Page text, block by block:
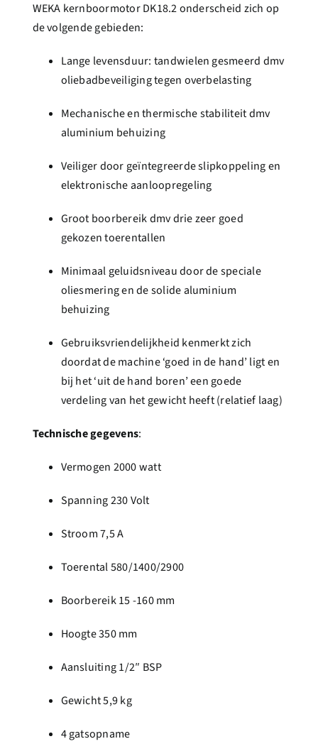
WEKA kernboormotor DK18.2 onderscheid zich op
de volgende gebieden:
Lange levensduur: tandwielen gesmeerd dmv
oliebadbeveiliging tegen overbelasting
Mechanische en thermische stabiliteit dmv
aluminium behuizing
Veiliger door geïntegreerde slipkoppeling en
elektronische aanloopregeling
Groot boorbereik dmv drie zeer goed
gekozen toerentallen
Minimaal geluidsniveau door de speciale
oliesmering en de solide aluminium
behuizing
Gebruiksvriendelijkheid kenmerkt zich
doordat de machine ‘goed in de hand’ ligt en
bij het ‘uit de hand boren’ een goede
verdeling van het gewicht heeft (relatief laag)
Technische gegevens:
Vermogen 2000 watt
Spanning 230 Volt
Stroom 7,5 A
Toerental 580/1400/2900
Boorbereik 15 -160 mm
Hoogte 350 mm
Aansluiting 1/2″ BSP
Gewicht 5,9 kg
4 gatsopname